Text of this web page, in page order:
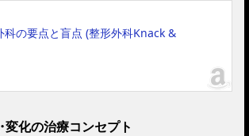
科の要点と盲点 (整形外科Knack &
変化の治療コンセプト